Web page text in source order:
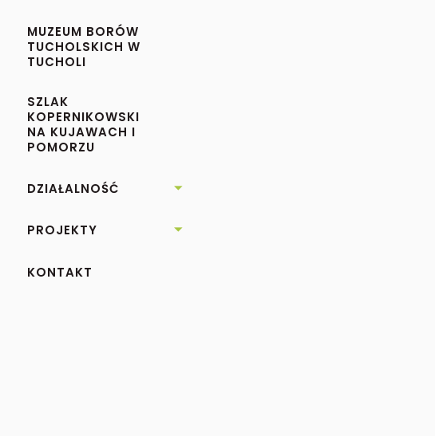
MUZEUM BORÓW
TUCHOLSKICH W
TUCHOLI
SZLAK
KOPERNIKOWSKI
NA KUJAWACH I
POMORZU
DZIAŁALNOŚĆ 
PROJEKTY 
KONTAKT